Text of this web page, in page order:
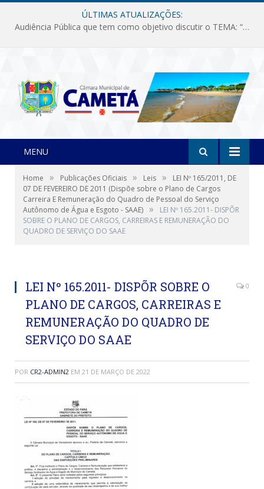
ÚLTIMAS ATUALIZAÇÕES:
Audiência Pública que tem como objetivo discutir o TEMA: “Fornecimento de Energia Elétrica em Debate: Tarifas, Qualidade e Atendimento dos Serviços”
MENU
Home » Publicações Oficiais » Leis »
LEI Nº 165/2011, DE
07 DE FEVEREIRO DE 2011 (Dispõe sobre o Plano de Cargos
Carreira E Remuneração do Quadro de Pessoal do Serviço
Autônomo de Água e Esgoto - SAAE) »
LEI Nº 165.2011- DISPÕR
SOBRE O PLANO DE CARGOS, CARREIRAS E REMUNERAÇÃO DO
QUADRO DE SERVIÇO DO SAAE
LEI Nº 165.2011- DISPÕR SOBRE O
PLANO DE CARGOS, CARREIRAS E
REMUNERAÇÃO DO QUADRO DE
SERVIÇO DO SAAE
0
POR CR2-ADMIN2 EM 21 DE MARÇO DE 2022